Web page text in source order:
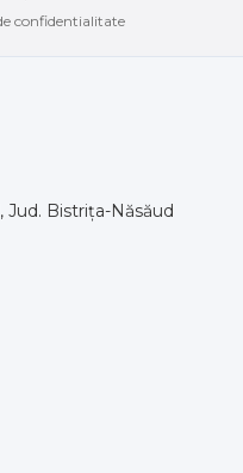
confidentialitate
Jud. Bistrița-Năsăud